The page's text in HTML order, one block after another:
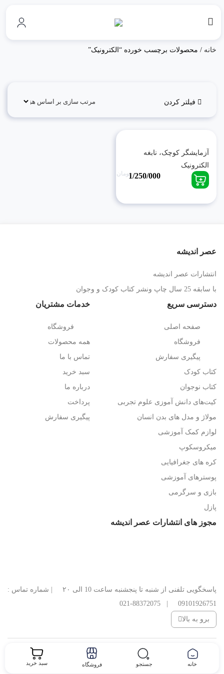
خانه جستجو فروشگاه سبد خرید
خانه / محصولات برچسب خورده “الکترونیک”
فیلتر کردن
آزمایشگر کوچک، نابغه
الکترونیک
1/250/000تومان
عصر اندیشه
انتشارات عصر اندیشه
با سابقه 25 سال چاپ ونشر کتاب کودک و وجوان
دسترسی سریع
صفحه اصلی
فروشگاه
پیگیری سفارش
کتاب کودک
کتاب نوجوان
کیت‌های دانش آموزی علوم تجربی
مولاژ و مدل های بدن انسان
لوازم کمک آموزشی
میکروسکوپ
کره های جغرافیایی
پوسترهای آموزشی
بازی و سرگرمی
پازل
خدمات مشتریان
فروشگاه
همه محصولات
تماس با ما
سبد خرید
درباره ما
پرداخت
پیگیری سفارش
مجوز های انتشارات عصر اندیشه
پاسخگویی تلفنی از شنبه تا پنجشنبه ساعت 10 الی ۲۰ | شماره تماس :
09101926751 | 88372075-021
برو به بالا
کلیه حقوق این وب سایت متعلق به انتشارات عصر اندیشه می‌باشد.